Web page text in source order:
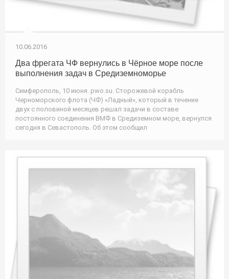
10.06.2016
Два фрегата ЧФ вернулись в Чёрное море после
выполнения задач в Средиземноморье
Симферополь, 10 июня. pwo.su. Сторожевой корабль
Черноморского флота (ЧФ) «Ладный», который в течение
двух с половиной месяцев решал задачи в составе
постоянного соединения ВМФ в Средиземном море, вернулся
сегодня в Севастополь. Об этом сообщил